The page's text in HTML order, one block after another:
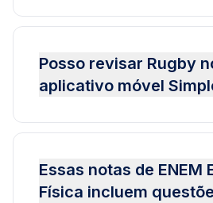
Posso revisar Rugby
aplicativo móvel
Essas notas de ENEM
Física incluem